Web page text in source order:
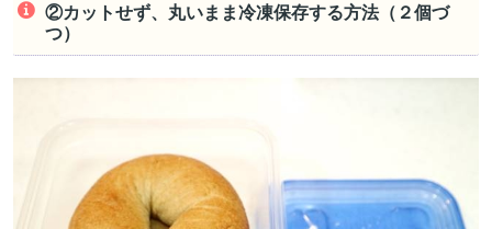
②カットせず、丸いまま冷凍保存する方法（２個づ
つ）